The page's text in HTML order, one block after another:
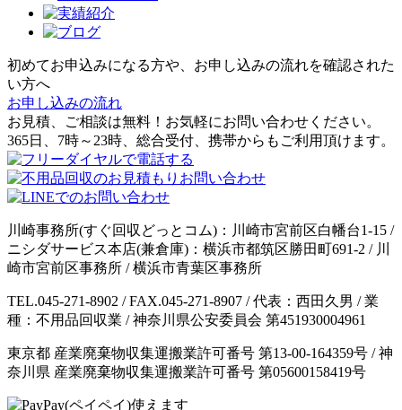
初めてお申込みになる方や、お申し込みの流れを確認された
い方へ
お申し込みの流れ
お見積、ご相談は無料！お気軽にお問い合わせください。
365日、7時～23時、総合受付、携帯からもご利用頂けます。
川崎事務所(すぐ回収どっとコム)：川崎市宮前区白幡台1-15 /
ニシダサービス本店(兼倉庫)：横浜市都筑区勝田町691-2 / 川
崎市宮前区事務所 / 横浜市青葉区事務所
TEL.045-271-8902 / FAX.045-271-8907 / 代表：西田久男 / 業
種：不用品回収業 / 神奈川県公安委員会 第451930004961
東京都 産業廃棄物収集運搬業許可番号 第13-00-164359号 / 神
奈川県 産業廃棄物収集運搬業許可番号 第05600158419号